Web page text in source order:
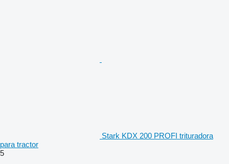
Stark KDX 200 PROFI trituradora
para tractor
5